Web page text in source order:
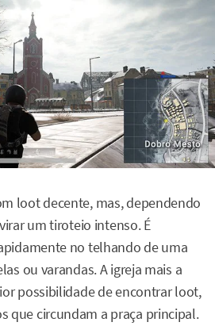
loot decente, mas, dependendo
um tiroteio intenso. É
no telhando de uma
ou varandas. A igreja mais a
possibilidade de encontrar loot,
que circundam a praça principal.